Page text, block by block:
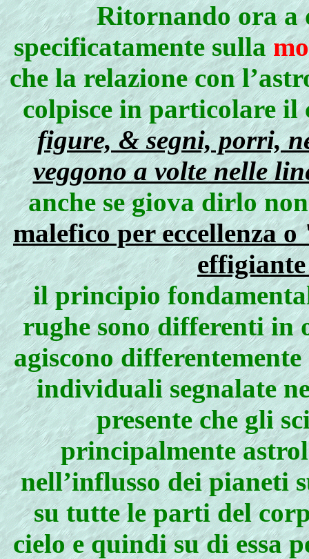
Ritornando ora a
specificatamente sulla
che la relazione con
colpisce in particolare
figure, & segni, porri,
veggono a volte nelle
anche se giova dirlo
malefico per eccellenza
il principio
rughe sono differenti in
agiscono
individuali segnalate
presente che gli
principalmente
nell’influsso dei pianeti
su tutte le parti del
cielo e quindi su di essa